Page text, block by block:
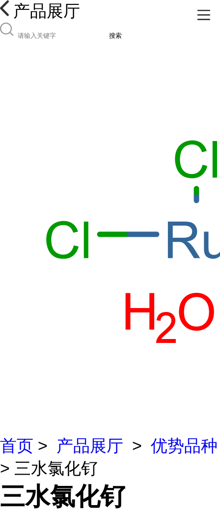
产品展厅
搜索
首页 > 产品展厅 > 优势品种
> 三水氯化钌
三水氯化钌